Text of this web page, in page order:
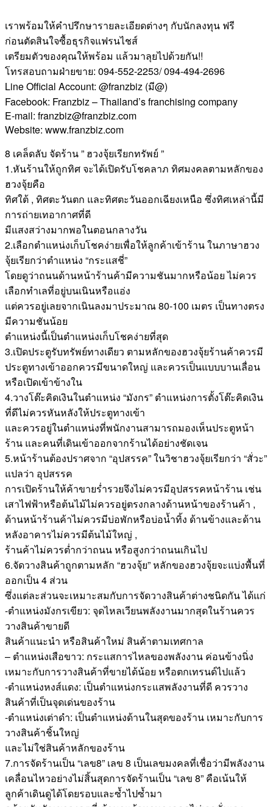
เราพร้อมให้คำปรึกษารายละเอียดต่างๆ กับนักลงทุน ฟรี
ก่อนตัดสินใจซื้อธุรกิจแฟรนไชส์
เตรียมตัวของคุณให้พร้อม แล้วมาลุยไปด้วยกัน!!
โทรสอบถามฝ่ายขาย: 094-552-2253/ 094-494-2696
Line Official Account: @franzbiz (มี@)
Facebook: Franzbiz – Thailand’s franchising company
E-mail: franzbiz@franzbiz.com
Website: www.franzbiz.com
8 เคล็ดลับ จัดร้าน ” ฮวงจุ้ยเรียกทรัพย์ ”
1.หันร้านให้ถูกทิศ จะได้เปิดรับโชคลาภ ทิศมงคลตามหลักของ
ฮวงจุ้ยคือ
ทิศใต้ , ทิศตะวันตก และทิศตะวันออกเฉียงเหนือ ซึ่งทิศเหล่านี้มี
การถ่ายเทอากาศที่ดี
มีแสงสว่างมากพอในตอนกลางวัน
2.เลือกตำแหน่งเก็บโชคง่ายเพื่อให้ลูกค้าเข้าร้าน ในภาษาฮวง
จุ้ยเรียกว่าตำแหน่ง “กระแสชี่”
โดยดูว่าถนนด้านหน้าร้านค้ามีความชันมากหรือน้อย ไม่ควร
เลือกทำเลที่อยู่บนเนินหรือแอ่ง
แต่ควรอยู่เลยจากเนินลงมาประมาณ 80-100 เมตร เป็นทางตรง
มีความชันน้อย
ตำแหน่งนี้เป็นตำแหน่งเก็บโชคง่ายที่สุด
3.เปิดประตูรับทรัพย์ทางเดียว ตามหลักของฮวงจุ้ยร้านค้าควรมี
ประตูทางเข้าออกควรมีขนาดใหญ่ และควรเป็นแบบบานเลื่อน
หรือเปิดเข้าข้างใน
4.วางโต๊ะคิดเงินในตำแหน่ง “มังกร” ตำแหน่งการตั้งโต๊ะคิดเงิน
ที่ดีไม่ควรหันหลังให้ประตูทางเข้า
และควรอยู่ในตำแหน่งที่พนักงานสามารถมองเห็นประตูหน้า
ร้าน และคนที่เดินเข้าออกจากร้านได้อย่างชัดเจน
5.หน้าร้านต้องปราศจาก “อุปสรรค” ในวิชาฮวงจุ้ยเรียกว่า “สั่วะ”
แปลว่า อุปสรรค
การเปิดร้านให้ค้าขายร่ำรวยจึงไม่ควรมีอุปสรรคหน้าร้าน เช่น
เสาไฟฟ้าหรือต้นไม้ไม่ควรอยู่ตรงกลางด้านหน้าของร้านค้า ,
ด้านหน้าร้านค้าไม่ควรมีบ่อพักหรือบ่อน้ำทิ้ง ด้านข้างและด้าน
หลังอาคารไม่ควรมีต้นไม้ใหญ่ ,
ร้านค้าไม่ควรต่ำกว่าถนน หรือสูงกว่าถนนเกินไป
6.จัดวางสินค้าถูกตามหลัก “ฮวงจุ้ย” หลักของฮวงจุ้ยจะแบ่งพื้นที่
ออกเป็น 4 ส่วน
ซึ่งแต่ละส่วนจะเหมาะสมกับการจัดวางสินค้าต่างชนิดกัน ได้แก่
-ตำแหน่งมังกรเขียว: จุดไหลเวียนพลังงานมากสุดในร้านควร
วางสินค้าขายดี
สินค้าแนะนำ หรือสินค้าใหม่ สินค้าตามเทศกาล
– ตำแหน่งเสือขาว: กระแสการไหลของพลังงาน ค่อนข้างนิ่ง
เหมาะกับการวางสินค้าที่ขายได้น้อย หรือตกเทรนด์ไปแล้ว
-ตำแหน่งหงส์แดง: เป็นตำแหน่งกระแสพลังงานที่ดี ควรวาง
สินค้าที่เป็นจุดเด่นของร้าน
-ตำแหน่งเต่าดำ: เป็นตำแหน่งด้านในสุดของร้าน เหมาะกับการ
วางสินค้าชิ้นใหญ่
และไม่ใช่สินค้าหลักของร้าน
7.การจัดร้านเป็น “เลข8” เลข 8 เป็นเลขมงคลที่เชื่อว่ามีพลังงาน
เคลื่อนไหวอย่างไม่สิ้นสุดการจัดร้านเป็น “เลข 8” คือเน้นให้
ลูกค้าเดินดูได้โดยรอบและซ้ำไปซ้ำมา